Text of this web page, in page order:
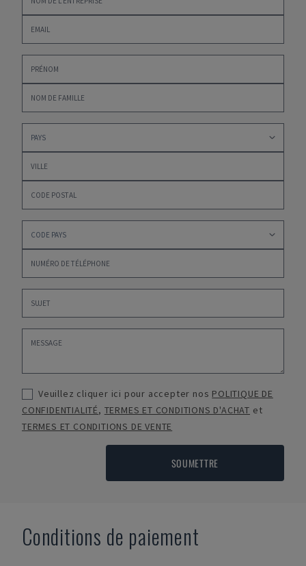
Veuillez cliquer ici pour accepter nos POLITIQUE DE
CONFIDENTIALITÉ, TERMES ET CONDITIONS D'ACHAT et
TERMES ET CONDITIONS DE VENTE
SOUMETTRE
Conditions de paiement